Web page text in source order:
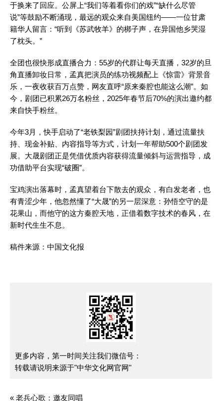
于换来了回应。公屏上“我们等着看你们的戏”“缺什么尽管
说”等鼓励不断涌现，最远的观众来自美国纽约——一位甘肃
籍华人留言：“听到《苏武牧羊》的梆子声，在异国他乡哭湿
了枕头。”
全团也很快形成直播合力：55岁的代群让每天直播，32岁的旦
角直播卸妆日常，孟真把演员的练功视频配上《惊雷》背景音
乐，一夜收获百万点赞，网友直呼“原来秦腔也能这么潮”。如
今，剧团已积累26万名粉丝，2025年春节后70%的演出邀约都
来自快手粉丝。
今年3月，快手启动了“老铁梨园”剧团扶持计划，通过流量扶
持、现金补贴、内容指导等方式，计划一年帮助500个剧团发
展。大晟剧团正是凭借优质内容获得流量倾斜与运营指导，成
功借助平台实现“破圈”。
宝鸡演出落幕时，孟真望着台下散去的观众，有白发老者，也
有青涩少年，他忽然懂了“大晟”的另一层深意：孙悟空守的是
花果山，而他守的这方秦腔天地，正借着数字技术的春风，在
新时代生生不息。
稿件来源：中国文化报
更多内容，第一时间关注我们微信号：
转载请说明来源于"中华文化网官网"
« 老兵心歌：邀友同唱